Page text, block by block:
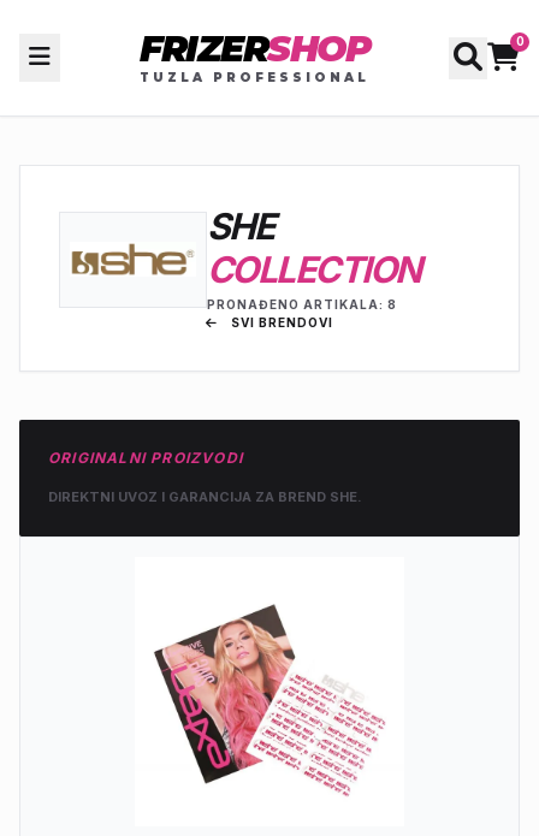
FRIZERSHOP
TUZLA PROFESSIONAL
0
SHE
COLLECTION
PRONAĐENO ARTIKALA: 8
SVI BRENDOVI
ORIGINALNI PROIZVODI
DIREKTNI UVOZ I GARANCIJA ZA BREND SHE.